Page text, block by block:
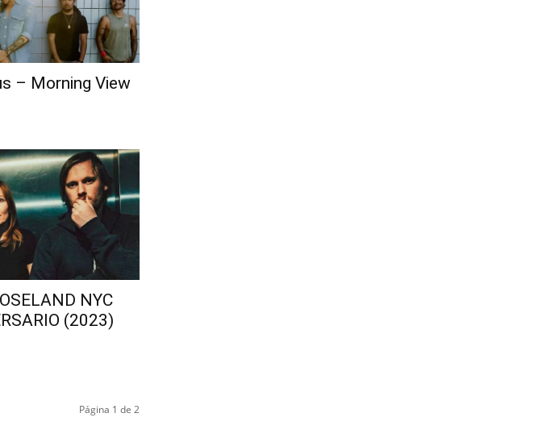
– Morning View
NYC
(2023)
Página 1 de 2